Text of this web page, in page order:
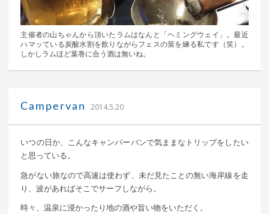
主催者の山ちゃんから頂いたラムはなんと「ヘミングウェイ」。最近
ハマッている炭酸水割を飲りながらフェスの策を練る私です（笑）。
しかしラムほど葉巻に合う酒は無いね。
Campervan 2014.5.20｜ 更新日：
込山 敏郎
いつの日か、こんなキャンパーバンで気ままなトリップをしたい
と思っている。
急がない旅なので高速は使わず、未だ見たことの無い海岸線を走
り、波があればそこでサーフしながら。
時々、温泉に浸かったり地の酒や旨い物をいただく。